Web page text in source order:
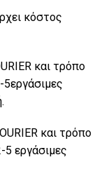
κόστος
και τρόπο
και τρόπο
εργάσιμες